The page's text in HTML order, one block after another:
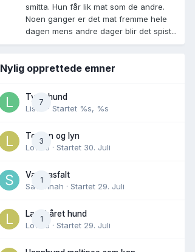
smitta. Hun får lik mat som de andre.
Noen ganger er det mat fremme hele
dagen mens andre dager blir det spist...
Nylig opprettede emner
7
Tynn hund
Lisen
· Startet %s, %s
3
Torden og lyn
Lovise · Startet 30. Juli
1
Varm asfalt
Savannah · Startet 29. Juli
1
Langhåret hund
Lovise · Startet 29. Juli